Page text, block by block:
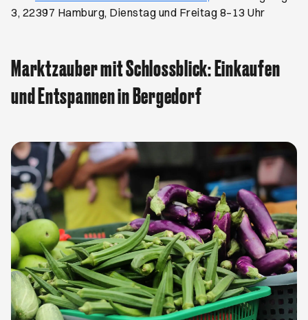
3, 22397 Hamburg, Dienstag und Freitag 8–13 Uhr
Marktzauber mit Schlossblick: Einkaufen
und Entspannen in Bergedorf